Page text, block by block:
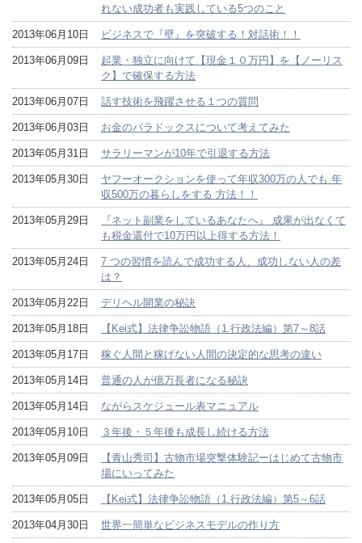
れない成功者も実践している5つのこと
2013年06月10日 ビジネスで『壁』を突破する！対話術！！
2013年06月09日
起業・独立に向けて【現金１０万円】を【ノーリス
ク】で確保する方法
2013年06月07日 話す技術を飛躍させる１つの質問
2013年06月03日 お金のパラドックスについて考えてみた
2013年05月31日 サラリーマンが10年で引退する方法
2013年05月30日
ヤフーオークションを使って年収300万の人でも 年
収500万の暮らしをする 方法！！
2013年05月29日
『ネット副業をしているあなたへ』 成果が出なくて
も税金還付で10万円以上得する方法！
2013年05月24日
7 つの習慣を読んで成功する人、成功しない人の差
は？
2013年05月22日 デリヘル開業の秘訣
2013年05月18日 【Kei式】法律争訟物語（1.行政法編）第7～8話
2013年05月17日 稼ぐ人間と稼げない人間の決定的な思考の違い
2013年05月14日 普通の人が億万長者になる秘訣
2013年05月14日 ながらスケジュール表マニュアル
2013年05月10日 ３年後・５年後も成長し続ける方法
2013年05月09日
【青山秀司】古物市場突撃体験記ーはじめて古物市
場にいってみた
2013年05月05日 【Kei式】法律争訟物語（1.行政法編）第5～6話
2013年04月30日 世界一簡単なビジネスモデルの作り方